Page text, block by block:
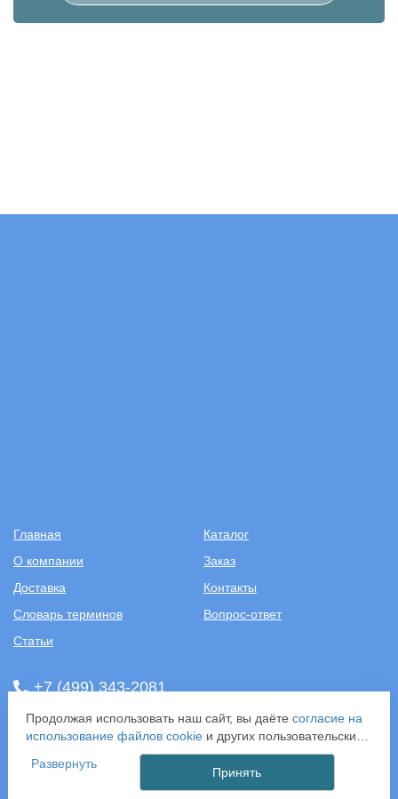
Главная
Каталог
О компании
Заказ
Доставка
Контакты
Словарь терминов
Вопрос-ответ
Статьи
+7 (499) 343-2081
ООО «САНТЕХПОСТАВКА»
ИНН: 7731286301
ОГРН: 1157746583092
121357, г. Москва, ул. Верейская, д. 29, стр. 35
Продолжая использовать наш сайт, вы даёте согласие на
использование файлов cookieи других пользовательских
данных (включая IP-адрес, сведения о местоположении,
устройстве, действиях на сайте и т. п.) для
функционирования сайта, проведения статистических
Развернуть
Принять